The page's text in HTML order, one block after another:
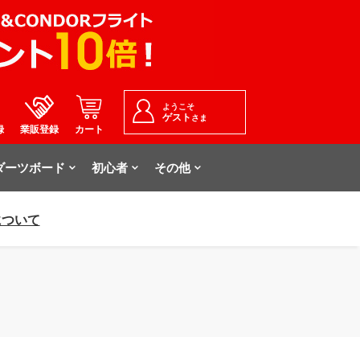
業販登録 カート
ようこそ
ゲスト さま
ーツボード 初心者 その他
いて